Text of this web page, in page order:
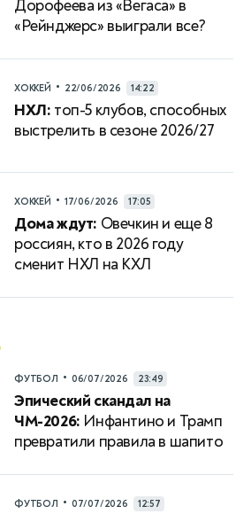
Дорофеева из «Вегаса» в
«Рейнджерс» выиграли все?
ХОККЕЙ • 22/06/2026 14:22
НХЛ: топ-5 клубов, способных
выстрелить в сезоне 2026/27
ХОККЕЙ • 17/06/2026 17:05
Дома ждут: Овечкин и еще 8
россиян, кто в 2026 году
сменит НХЛ на КХЛ
ФУТБОЛ • 06/07/2026 23:49
Эпический скандал на
ЧМ-2026: Инфантино и Трамп
превратили правила в шапито
ФУТБОЛ • 07/07/2026 12:57